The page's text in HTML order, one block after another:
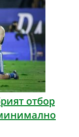
отбор